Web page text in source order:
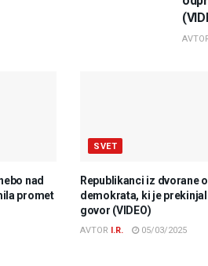
nad
promet
SVET
Republikanci iz dvorane
demokrata, ki je
govor (VIDEO)
AVTOR I.R. 05/03/2025